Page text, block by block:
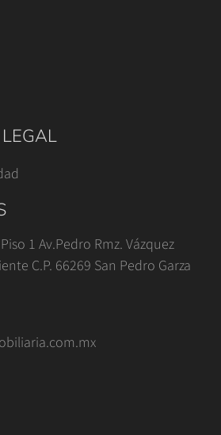
1 Av.Pedro Rmz. Vázquez
C.P. 66269 San Pedro Garza